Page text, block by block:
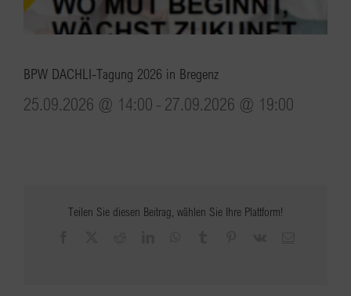
BPW DACHLI-Tagung 2026 in Bregenz
25.09.2026 @ 14:00 - 27.09.2026 @ 19:00
Teilen Sie diesen Beitrag, wählen Sie Ihre Plattform!